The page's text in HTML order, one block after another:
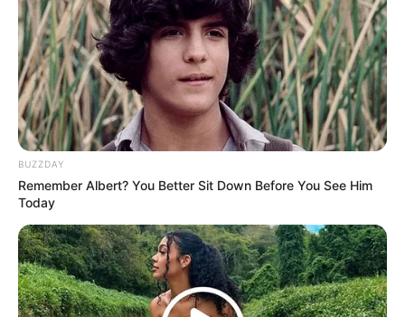
(foto: instagram/raisa6690)
6. Selama berkuliah di Korea Selatan, Dea Annisa
tak melewatkan hobinya untuk memasak. Ini
membuatnya pandai menyajikan masakan Korea
BUZZDAY
Remember Albert? You Better Sit Down Before You See Him
Today